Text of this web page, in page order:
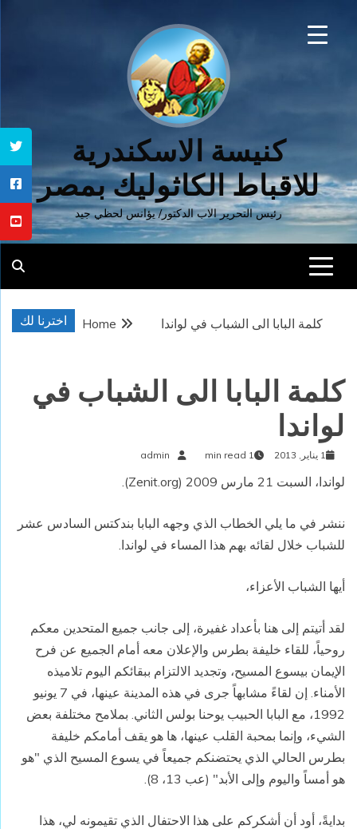
كنيسة الاسكندرية
للاقباط الكاثوليك بمصر
رئيس التحرير الاب الدكتور/ يؤانس لحظي جيد
اخترنا لك Home كلمة البابا الى الشباب في لواندا
كلمة البابا الى الشباب في
لواندا
1 يناير, 2013 1 min read
admin
لواندا، السبت 21 مارس 2009 ( Zenit.org
).
ننشر في ما يلي الخطاب الذي وجهه البابا بندكتس السادس عشر
للشباب خلال لقائه بهم هذا المساء في لواندا.
أيها الشباب الأعزاء،
لقد أتيتم إلى هنا بأعداد غفيرة، إلى جانب جميع المتحدين معكم
روحياً، للقاء خليفة بطرس والإعلان معه أمام الجميع عن فرح
الإيمان بيسوع المسيح، وتجديد الالتزام ببقائكم اليوم تلاميذه
الأمناء. إن لقاءً مشابهاً جرى في هذه المدينة عينها، في 7 يونيو
1992، مع البابا الحبيب يوحنا بولس الثاني. بملامح مختلفة بعض
الشيء، وإنما بمحبة القلب عينها، ها هو يقف أمامكم خليفة
بطرس الحالي الذي يحتضنكم جميعاً في يسوع المسيح الذي "هو
هو أمساً واليوم وإلى الأبد" (عب 13، 8).
بدايةً، أود أن أشكركم على هذا الاحتفال الذي تقيمونه لي، هذا